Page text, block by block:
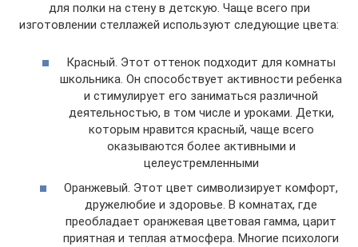
для полки на стену в детскую. Чаще всего при
изготовлении стеллажей используют следующие цвета:
Красный. Этот оттенок подходит для комнаты
школьника. Он способствует активности ребенка
и стимулирует его заниматься различной
деятельностью, в том числе и уроками. Детки,
которым нравится красный, чаще всего
оказываются более активными и
целеустремленными
Оранжевый. Этот цвет символизирует комфорт,
дружелюбие и здоровье. В комнатах, где
преобладает оранжевая цветовая гамма, царит
приятная и теплая атмосфера. Многие психологи